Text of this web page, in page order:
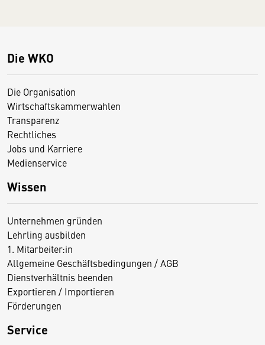
Die WKO
Die Organisation
Wirtschaftskammerwahlen
Transparenz
Rechtliches
Jobs und Karriere
Medienservice
Wissen
Unternehmen gründen
Lehrling ausbilden
1. Mitarbeiter:in
Allgemeine Geschäftsbedingungen / AGB
Dienstverhältnis beenden
Exportieren / Importieren
Förderungen
Service